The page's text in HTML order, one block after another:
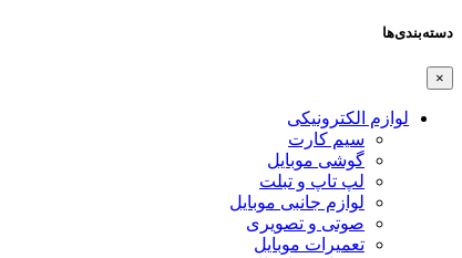
دسته‌بندی‌ها
×
لوازم الکترونیکی
سیم کارت
گوشی موبایل
لپ تاپ و تبلت
لوازم جانبی موبایل
صوتی و تصویری
تعمیرات موبایل